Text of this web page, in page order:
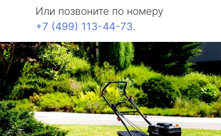
Или позвоните по номеру
+7 (499) 113-44-73.